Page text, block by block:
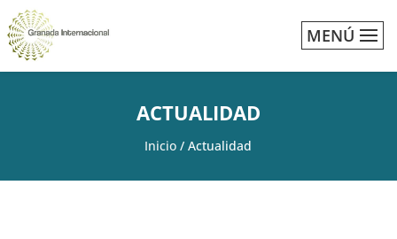
MENÚ
ACTUALIDAD
Inicio /Actualidad